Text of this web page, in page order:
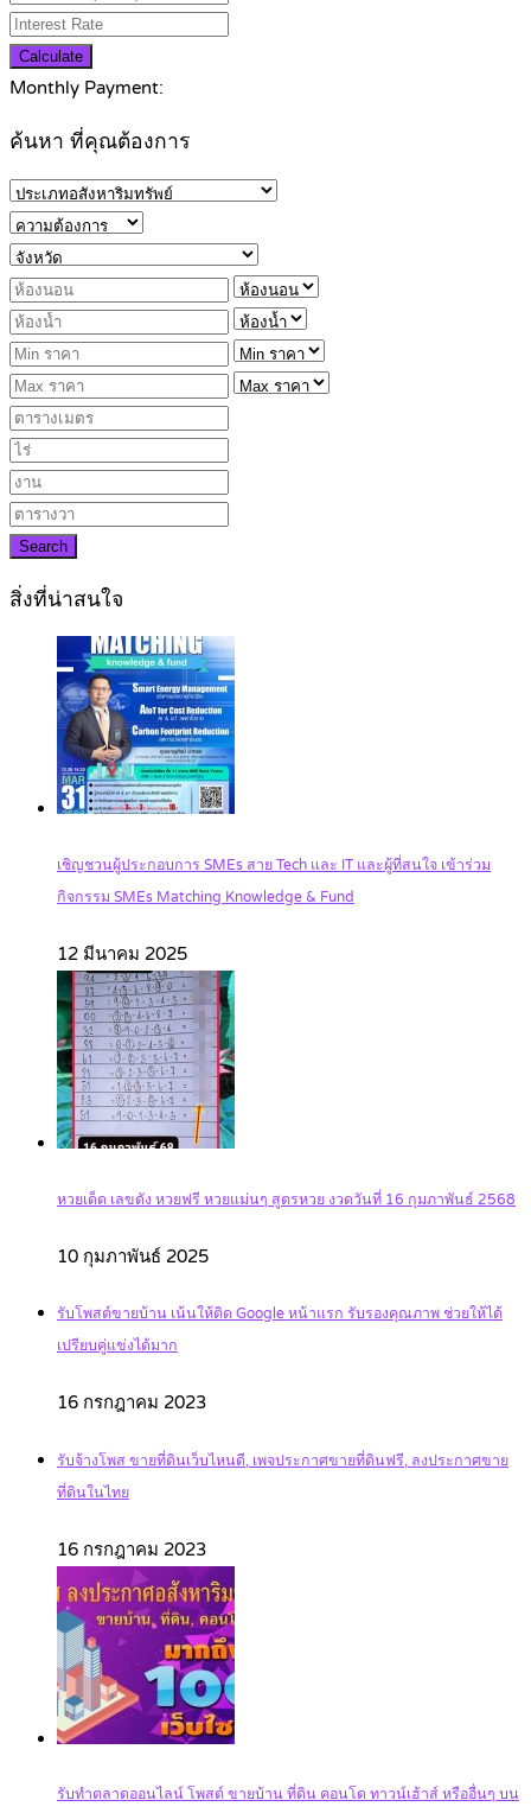
Calculate
Monthly Payment:
ค้นหา ที่คุณต้องการ
Search
สิ่งที่น่าสนใจ
เชิญชวนผู้ประกอบการ SMEs สาย Tech และ IT และผู้ที่สนใจ เข้าร่วม
กิจกรรม SMEs Matching Knowledge & Fund
12 มีนาคม 2025
หวยเด็ด เลขดัง หวยฟรี หวยแม่นๆ สูตรหวย งวดวันที่ 16 กุมภาพันธ์ 2568
10 กุมภาพันธ์ 2025
รับโพสต์ขายบ้าน เน้นให้ติด Google หน้าแรก รับรองคุณภาพ ช่วยให้ได้
เปรียบคู่แข่งได้มาก
16 กรกฎาคม 2023
รับจ้างโพส ขายที่ดินเว็บไหนดี, เพจประกาศขายที่ดินฟรี, ลงประกาศขาย
ที่ดินในไทย
16 กรกฎาคม 2023
รับทำตลาดออนไลน์ โพสต์ ขายบ้าน ที่ดิน คอนโด ทาวน์เฮ้าส์ หรืออื่นๆ บน